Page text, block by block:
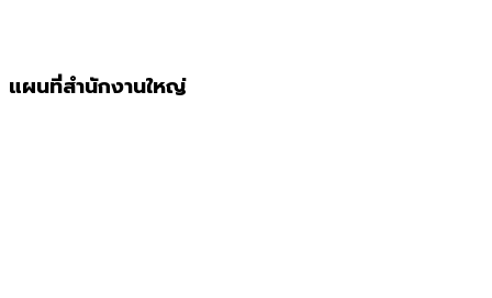
แผนที่สำนักงานใหญ่